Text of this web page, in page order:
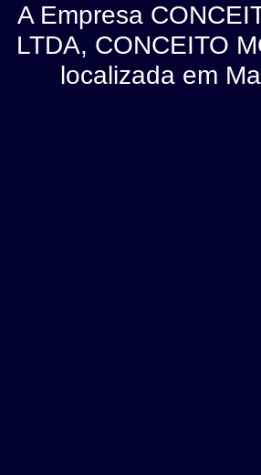
A Empresa
LTDA, CONCEITO
localizada em